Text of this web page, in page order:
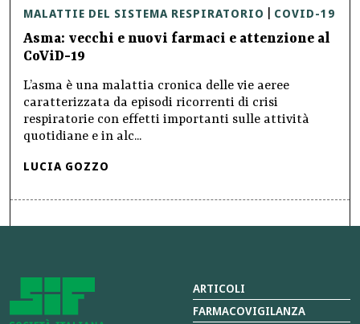
MALATTIE DEL SISTEMA RESPIRATORIO
COVID-19
Asma: vecchi e nuovi farmaci e attenzione al
CoViD-19
L’asma è una malattia cronica delle vie aeree
caratterizzata da episodi ricorrenti di crisi
respiratorie con effetti importanti sulle attività
quotidiane e in alc...
LUCIA GOZZO
ARTICOLI
FARMACOVIGILANZA